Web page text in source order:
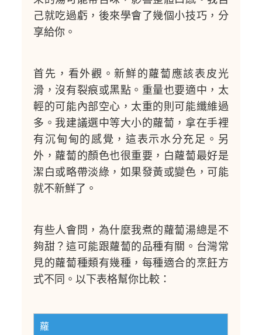
己就吃過虧，後來學會了幾個小技巧，分
享給你。
首先，看外觀。新鮮的蘿蔔應該表皮光
滑，沒有裂痕或黑點。重量也要適中，太
輕的可能內部空心，太重的則可能纖維過
多。我建議選中等大小的蘿蔔，拿在手裡
有沉甸甸的感覺，這表示水分充足。另
外，蘿蔔的顏色也很重要，白蘿蔔最好是
潔白或略帶淡綠，如果發黃或變色，可能
就不新鮮了。
有些人會問，為什麼我煮的蘿蔔湯總是不
夠甜？這可能跟蘿蔔的品種有關。台灣常
見的蘿蔔種類有幾種，每種適合的烹飪方
式不同。以下表格幫你比較：
蘿